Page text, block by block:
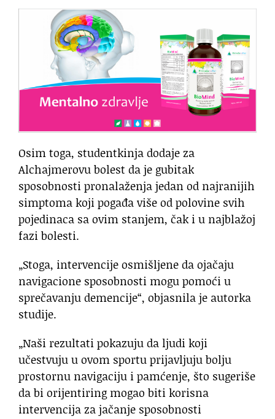
Osim toga, studentkinja dodaje za
Alchajmerovu bolest da je gubitak
sposobnosti pronalaženja jedan od najranijih
simptoma koji pogađa više od polovine svih
pojedinaca sa ovim stanjem, čak i u najblažoj
fazi bolesti.
„Stoga, intervencije osmišljene da ojačaju
navigacione sposobnosti mogu pomoći u
sprečavanju demencije“, objasnila je autorka
studije.
„Naši rezultati pokazuju da ljudi koji
učestvuju u ovom sportu prijavljuju bolju
prostornu navigaciju i pamćenje, što sugeriše
da bi orijentiring mogao biti korisna
intervencija za jačanje sposobnosti